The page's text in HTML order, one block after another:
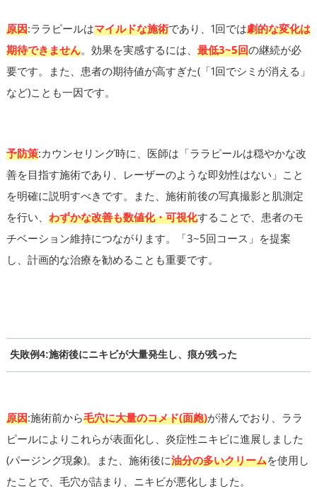
原因:ララピールはマイルドな施術であり、1回では劇的な変化は
期待できません。効果を実感するには、 最低3~5回の継続が必
要です。また、患者の期待値が高すぎた(「1回でシミが消える」
など)ことも一因です。
予防策:カウンセリング時に、医師は「ララピールは穏やかな改
善を目指す施術であり、レーザーのような即効性はない」こと
を明確に説明すべきです。また、施術前後の写真撮影と肌測定
を行い、 わずかな改善も数値化・可視化することで、患者のモ
チベーション維持につながります。「3~5回コース」を提案
し、計画的な治療を勧めることも重要です。
失敗例4:施術後にニキビが大量発生し、痕が残った
原因:施術前から毛穴に大量のコメド(面皰)が潜んでおり、ララ
ピールによりこれらが表面化し、炎症性ニキビに進展しました
(パージング現象)。また、施術後に油分の多いクリームを使用し
たことで、毛穴が詰まり、ニキビが悪化しました。